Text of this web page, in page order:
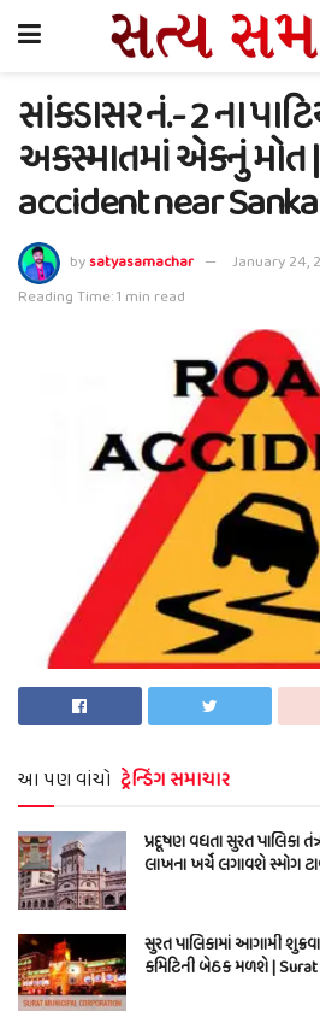
સાંકડાસર નં.- 2 ના
અકસ્માતમાં એકનું મોત
accident near
bysatyasamachar
January 24,
Reading Time: 1 min read
આ પણ વાંચો ટ્રેન્ડિંગ સમાચાર
પ્રદૂષણ વધતા સુરત પાલિકા
લાખના ખર્ચે લગાવશે સ્મોગ
સુરત પાલિકામાં આગામી
કમિટિની બેઠક મળશે |